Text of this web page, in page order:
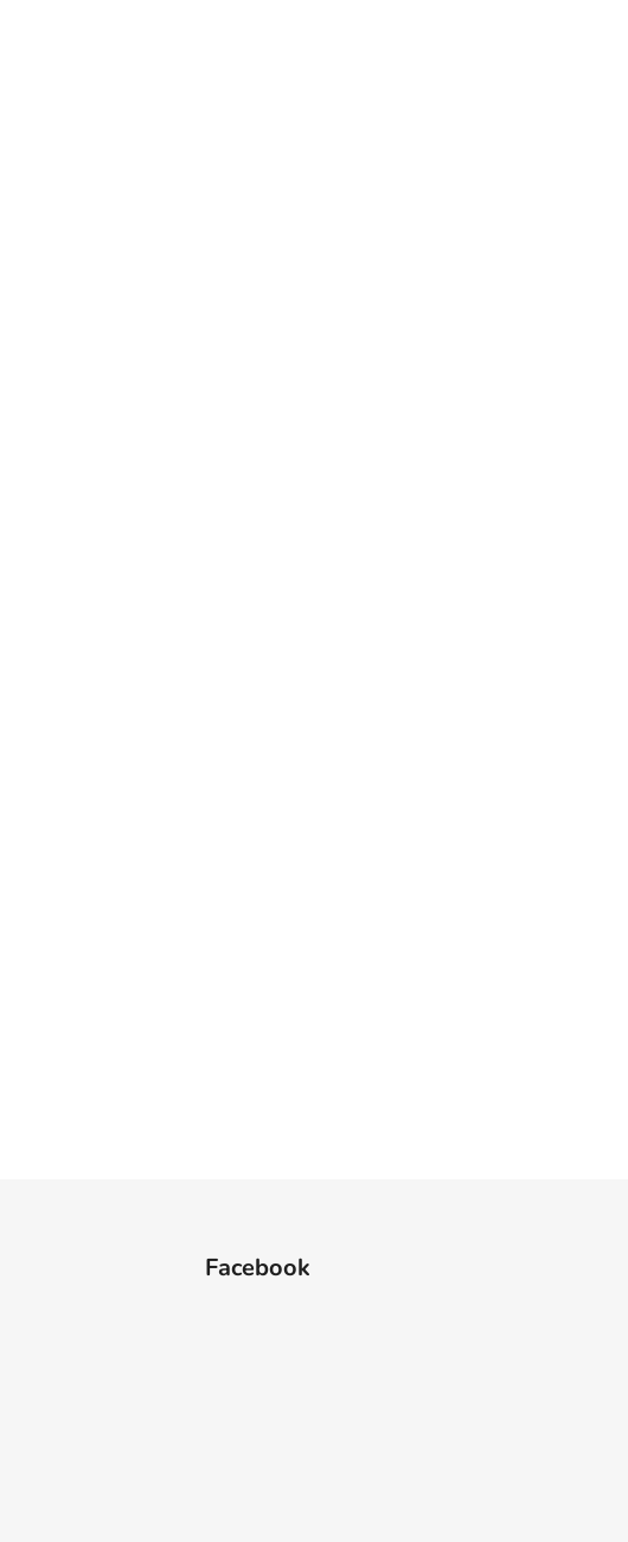
Facebook